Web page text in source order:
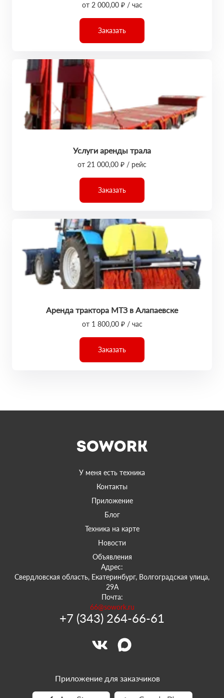
от 2 000,00 ₽ / час
Заказать
Услуги аренды трала
от 21 000,00 ₽ / рейс
Заказать
Аренда трактора МТЗ в Алапаевске
от 1 800,00 ₽ / час
Заказать
У меня есть техника
Контакты
Приложение
Блог
Техника на карте
Новости
Объявления
Адрес:
Свердловская область, Екатеринбург, Волгоградская улица,
29А
Почта:
66@sowork.ru
+7 (343) 264-66-61
Приложение для заказчиков